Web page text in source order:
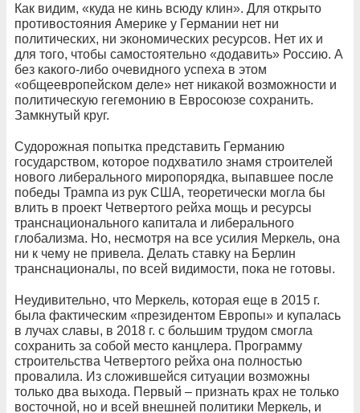
Как видим, «куда не кинь всюду клин». Для открыто
противостояния Америке у Германии нет ни
политических, ни экономических ресурсов. Нет их и
для того, чтобы самостоятельно «додавить» Россию. А
без какого-либо очевидного успеха в этом
«общеевропейском деле» нет никакой возможности и
политическую гегемонию в Евросоюзе сохранить.
Замкнутый круг.
Судорожная попытка представить Германию
государством, которое подхватило знамя строителей
нового либерального миропорядка, выпавшее после
победы Трампа из рук США, теоретически могла бы
влить в проект Четвертого рейха мощь и ресурсы
транснационального капитала и либерального
глобализма. Но, несмотря на все усилия Меркель, она
ни к чему не привела. Делать ставку на Берлин
транснационалы, по всей видимости, пока не готовы.
Неудивительно, что Меркель, которая еще в 2015 г.
была фактическим «президентом Европы» и купалась
в лучах славы, в 2018 г. с большим трудом смогла
сохранить за собой место канцлера. Программу
строительства Четвертого рейха она полностью
провалила. Из сложившейся ситуации возможны
только два выхода. Первый – признать крах не только
восточной, но и всей внешней политики Меркель, и